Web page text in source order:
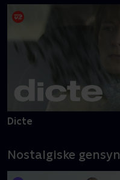
Dicte
Nostalgiske gensyn